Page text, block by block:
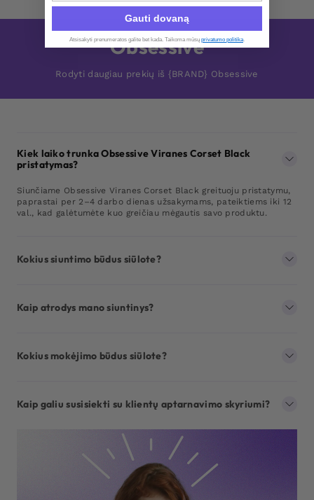
Obsessive
Rodyti daugiau prekių iš {BRAND} Obsessive
Kiek laiko trunka Obsessive Viranes Corset Black
pristatymas?
Siunčiame Obsessive Viranes Corset Black greituoju pristatymu,
paprastai per 2–4 darbo dienas užsakymams, pateiktiems iki 12
val., kad galėtumėte kuo greičiau mėgautis savo produktu.
Kokius siuntimo būdus siūlote?
Kaip atrodys mano siuntinys?
Kokius mokėjimo būdus siūlote?
Kaip galiu susisiekti su klientų aptarnavimo skyriumi?
Gauti dovaną
Atsisakyti prenumeratos galite bet kada. Taikoma mūsų privatumo politika